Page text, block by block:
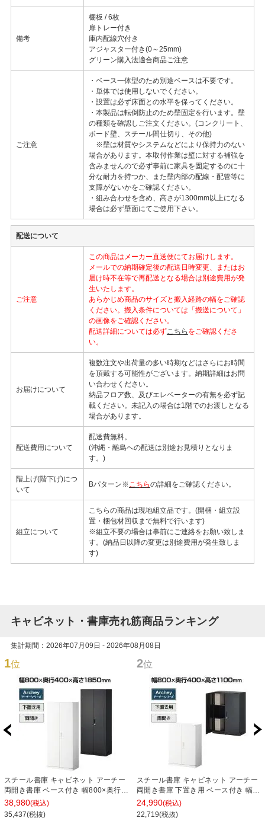
備考
棚板 / 6枚
扉トレー付き
庫内配線穴付き
アジャスター付き(0～25mm)
グリーン購入法適合商品ご注意
ご注意
・ベース一体型のため別途ベースは不要です。
・単体では使用しないでください。
・設置は必ず床面との水平を保ってください。
・本製品は転倒防止のため壁固定を行います。壁
の種類を確認しご注文ください。(コンクリート、
ボード壁、スチール間仕切り、その他)
※壁は材質やシステムなどにより保持力のない
場合があります。本取付作業は壁に対する補強を
含みませんので必ず事前に家具を固定するのに十
分な耐力を持つか、また壁内部の配線・配管等に
支障がないかをご確認ください。
・組み合わせを含め、高さが1300mm以上になる
場合は必ず壁面にてご使用下さい。
配送について
ご注意
この商品はメーカー直送便にてお届けします。
メールでの納期確定後の配送日時変更、またはお
届け時不在等で再配送となる場合は別途費用が発
生いたします。
あらかじめ商品のサイズと搬入経路の幅をご確認
ください。搬入条件については「搬送について」
の画像をご確認ください。
配送詳細については必ずこちら をご確認くださ
い。
お届けについて
複数注文や出荷量の多い時期などはさらにお時間
を頂戴する可能性がございます。納期詳細はお問
い合わせください。
納品フロア数、及びエレベーターの有無を必ず記
載ください。未記入の場合は1階でのお渡しとなる
場合があります。
配送費用について
配送費無料。
(沖縄・離島への配送は別途お見積りとなりま
す。)
階上げ(階下げ)につ
いて
Bパターン※こちらの詳細をご確認ください。
組立について
こちらの商品は現地組立品です。(開梱・組立設
置・梱包材回収まで無料で行います)
※組立不要の場合は事前にご連絡をお願い致しま
す。(納品日以降の変更は別途費用が発生致しま
す)
キャビネット・書庫売れ筋商品ランキング
集計期間：2026年07月09日 - 2026年08月08日
1位
スチール書庫 キャビネット アーチー
両開き書庫 ベース付き 幅800×奥行
400×高さ1850mm
38,980(税込)
35,437(税抜)
2位
スチール書庫 キャビネット アーチー
両開き書庫 下置き用 ベース付き 幅
800×奥行400×高さ1100mm
24,990(税込)
22,719(税抜)